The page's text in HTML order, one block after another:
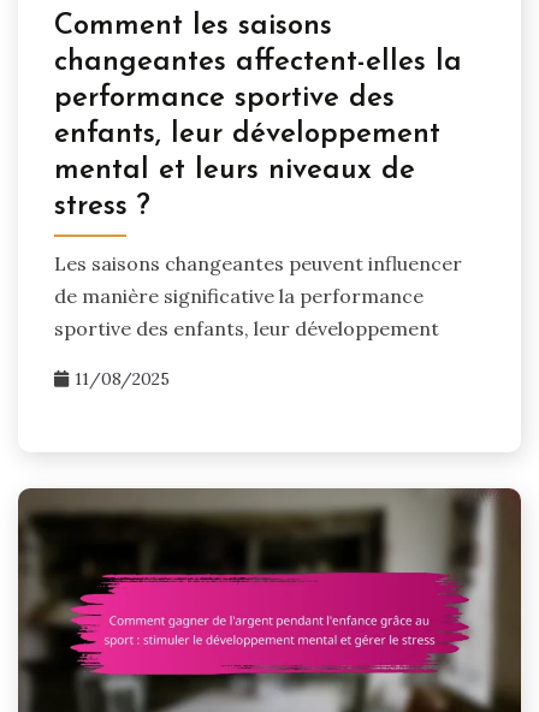
Comment les saisons
changeantes affectent-elles la
performance sportive des
enfants, leur développement
mental et leurs niveaux de
stress ?
Les saisons changeantes peuvent influencer
de manière significative la performance
sportive des enfants, leur développement
11/08/2025